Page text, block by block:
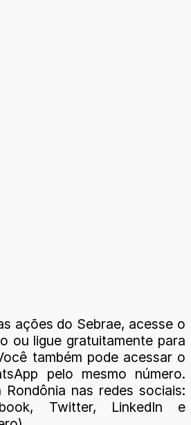
ações do Sebrae, acesse o
ou ligue gratuitamente para
também pode acessar o
pelo mesmo número.
nas redes sociais:
Twitter, LinkedIn e